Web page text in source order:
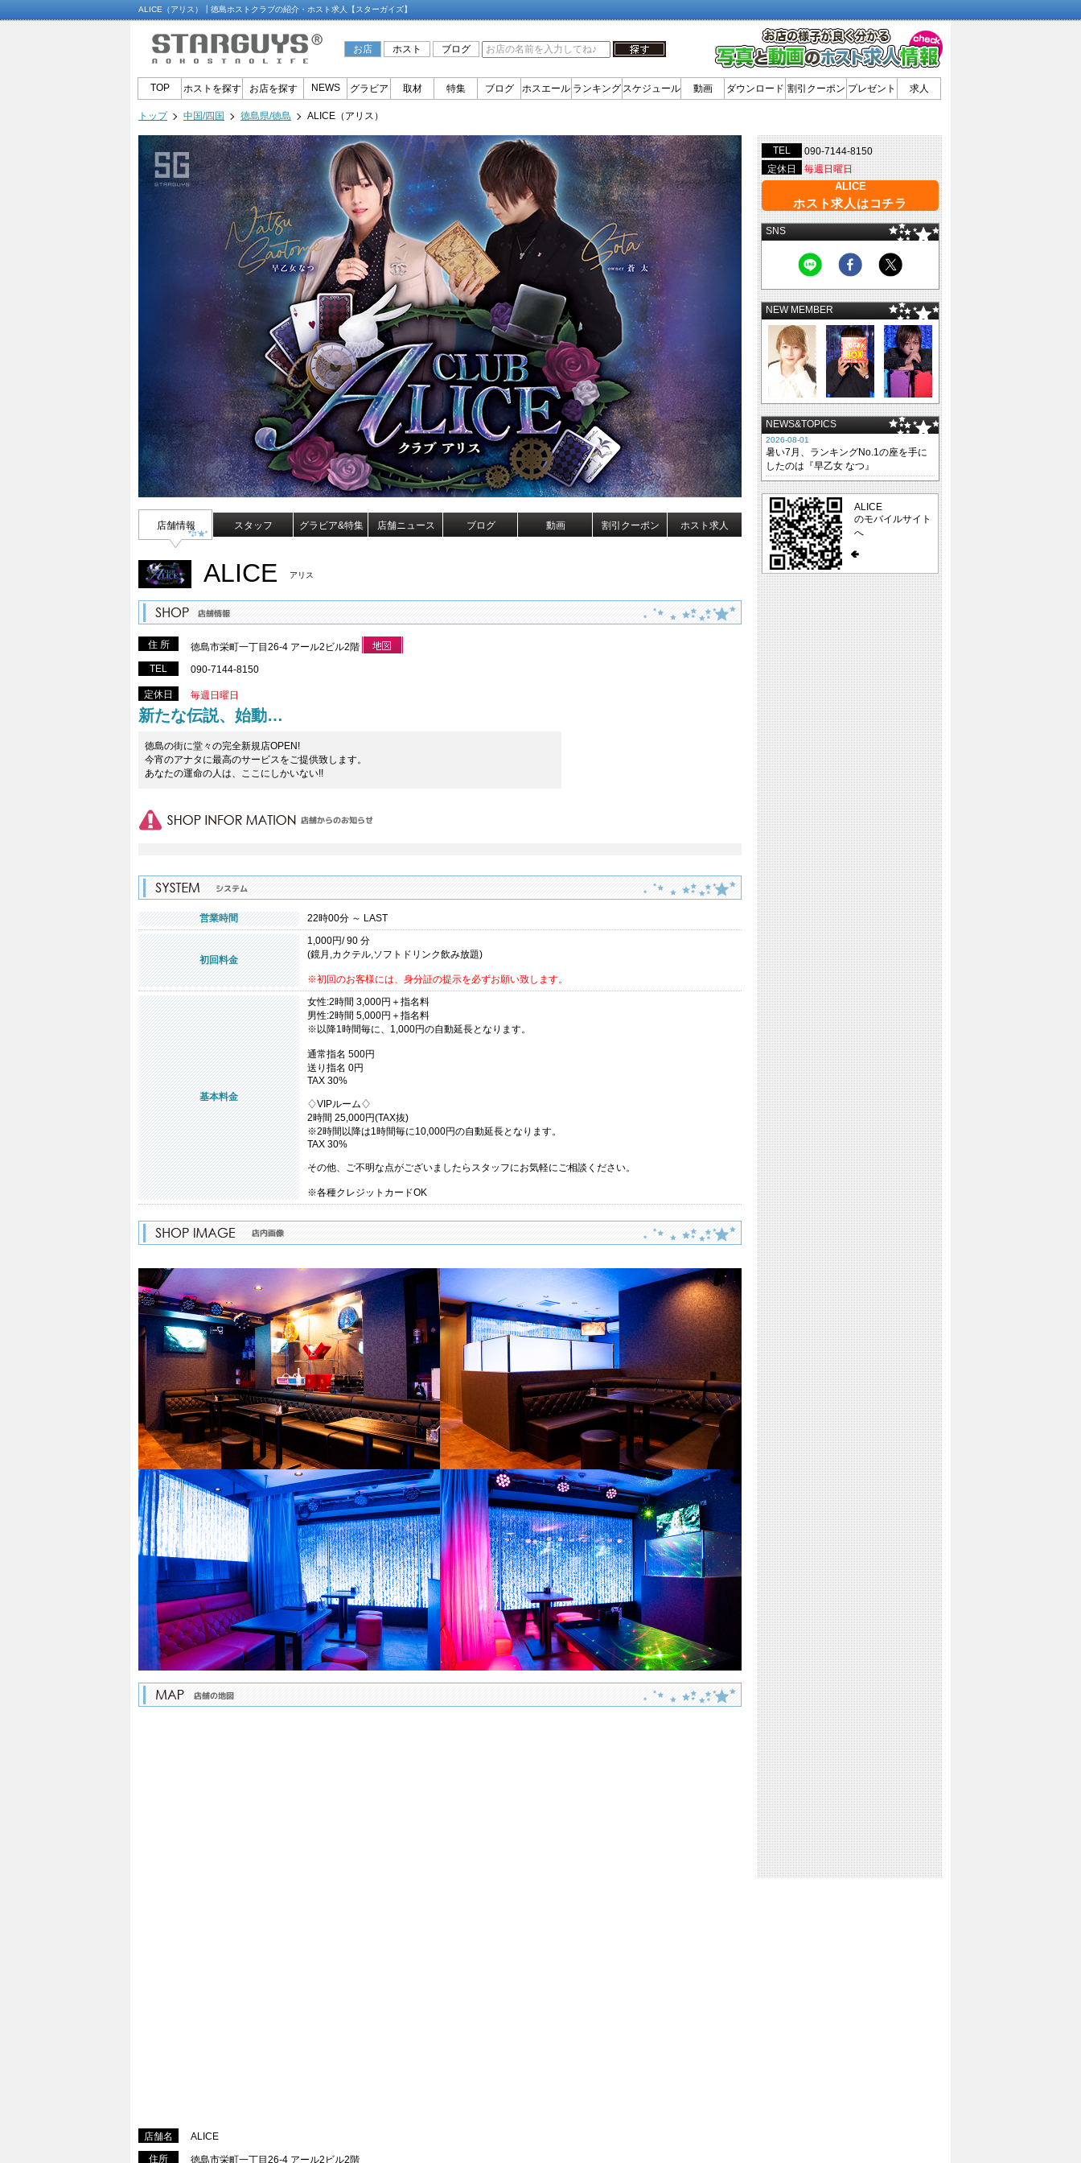
ALICE（アリス）┃徳島ホストクラブの紹介・ホスト求人【スターガイズ】
お店 ホスト ブログ
TOP ホストを探す お店を探す NEWS グラビア 取材 特集 ブログ ホスエール ランキング スケジュール 動画 ダウンロード 割引クーポン プレゼント 求人
トップ 中国/四国 徳島県/徳島 ALICE（アリス）
店舗情報 スタッフ グラビア&特集 店舗ニュース ブログ 動画 割引クーポン ホスト求人
ALICE アリス
住 所
徳島市栄町一丁目26-4 アール2ビル2階
TEL
090-7144-8150
定休日 毎週日曜日
新たな伝説、始動…
徳島の街に堂々の完全新規店OPEN!
今宵のアナタに最高のサービスをご提供致します。
あなたの運命の人は、ここにしかいない!!
営業時間 22時00分 ～ LAST
初回料金
1,000円/ 90 分
(鏡月,カクテル,ソフトドリンク飲み放題)
※初回のお客様には、身分証の提示を必ずお願い致します。
基本料金
女性:2時間 3,000円＋指名料
男性:2時間 5,000円＋指名料
※以降1時間毎に、1,000円の自動延長となります。
通常指名 500円
送り指名 0円
TAX 30%
♢VIPルーム♢
2時間 25,000円(TAX抜)
※2時間以降は1時間毎に10,000円の自動延長となります。
TAX 30%
その他、ご不明な点がございましたらスタッフにお気軽にご相談ください。
※各種クレジットカードOK
店舗名
ALICE
住所
徳島市栄町一丁目26-4 アール2ビル2階
TEL
090-7144-8150
定休日
毎週日曜日
ALICE
ホスト求人はコチラ
SNS
NEW MEMBER
NEWS&TOPICS
2026-08-01
暑い7月、ランキングNo.1の座を手に
したのは『早乙女 なつ』
ALICE
のモバイルサイト
へ